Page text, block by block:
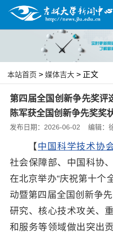
本站首页 > 媒体吉大 > 正文
第四届全国创新争先奖评
陈军获全国创新争先奖奖
发布日期：2026-06-02 编辑：
【中国科学技术协
社会保障部、中国科协
在北京举办“庆祝第十个
动暨第四届全国创新争
研究、核心技术攻关、
和服务等领域做出突出